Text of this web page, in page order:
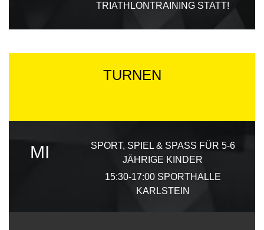
TRIATHLONTRAINING STATT!
TURNEN
MI
SPORT, SPIEL & SPASS FÜR 5-6 J
ÄHRIGE KINDER
15:30-17:00 SPORTHALLE
KARLSTEIN